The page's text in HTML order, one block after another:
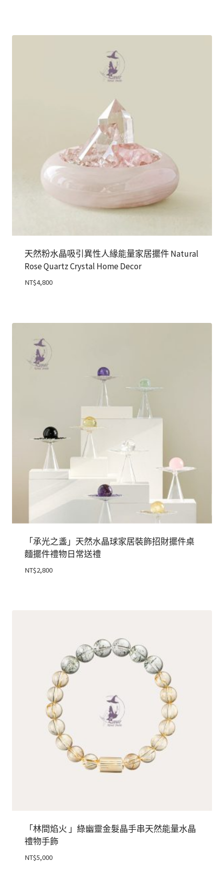
天然粉水晶吸引異性人緣能量家居擺件 Natural
Rose Quartz Crystal Home Decor
NT$4,800
「承光之盞」天然水晶球家居裝飾招財擺件桌
麵擺件禮物日常送禮
NT$2,800
「林間焰火 」綠幽靈金髮晶手串天然能量水晶
禮物手飾
NT$5,000